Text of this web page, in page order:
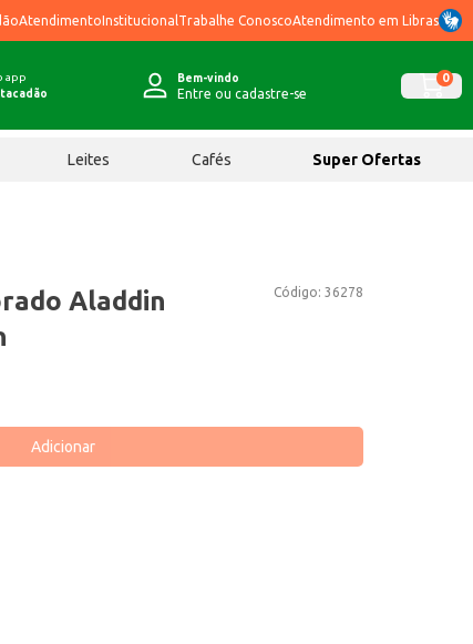
AtendimentoInstitucional Trabalhe ConoscoAtendimento em Libras
app
Bem-vindo
Entre ou cadastre-se
0
Leites Cafés Super Ofertas
Código: 36278
Aladdin
Adicionar